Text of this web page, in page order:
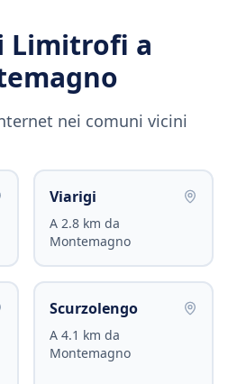
Limitrofi a
nei comuni vicini
Viarigi
A 2.8 km da
Montemagno
Scurzolengo
A 4.1 km da
Montemagno